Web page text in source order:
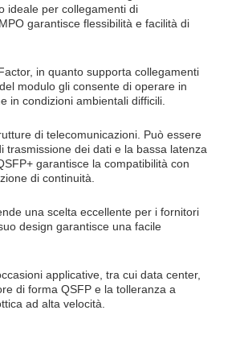
ideale per collegamenti di
garantisce flessibilità e facilità di
in quanto supporta collegamenti
modulo gli consente di operare in
in condizioni ambientali difficili.
di telecomunicazioni. Può essere
trasmissione dei dati e la bassa latenza
garantisce la compatibilità con
di continuità.
una scelta eccellente per i fornitori
design garantisce una facile
applicative, tra cui data center,
di forma QSFP e la tolleranza a
ad alta velocità.